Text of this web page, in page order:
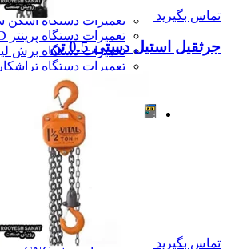
تعمیرات دستگاه CNC
تعمیرات دستگاه اسکن
تعمیرات دستگاه پرینتر 3D
تعمیرات دستگاه برش
تعمیرات دستگاه
تعمیرات دستگاه
همه تعمیرات
مقایسه دستگاه های
آموزش و اطلاعات
آموزش و
آموزش فرزکاری
آموزش تراشکاری
آموزش پرینتر
آموزش اسکنر
تماس بگیرید
جرثقیل استیل دستی 0.5 تن
تماس بگیرید